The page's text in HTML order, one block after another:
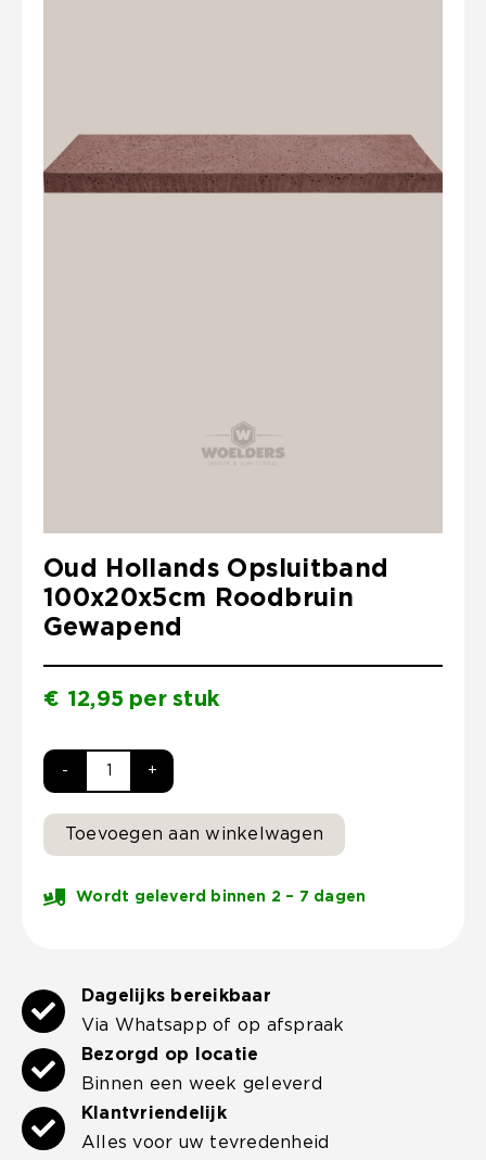
Tuininspiratie
Oud Hollands Opsluitband
100x20x5cm Roodbruin
Gewapend
€ 12,95 per stuk
Hollands
Opsluitband
Roodbruin
Toevoegen aan winkelwagen
Wordt geleverd binnen 2 – 7 dagen
Dagelijks bereikbaar
Via Whatsapp of op afspraak
Bezorgd op locatie
Binnen een week geleverd
Klantvriendelijk
Alles voor uw tevredenheid